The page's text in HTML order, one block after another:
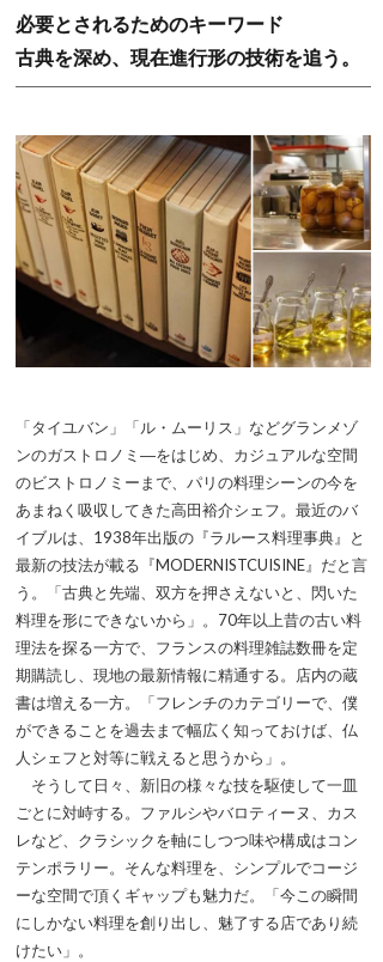
必要とされるためのキーワード
古典を深め、現在進行形の技術を追う。
「タイユバン」「ル・ムーリス」などグランメゾ
ンのガストロノミ―をはじめ、カジュアルな空間
のビストロノミーまで、パリの料理シーンの今を
あまねく吸収してきた高田裕介シェフ。最近のバ
イブルは、1938年出版の『ラルース料理事典』と
最新の技法が載る『MODERNISTCUISINE』だと言
う。「古典と先端、双方を押さえないと、閃いた
料理を形にできないから」。70年以上昔の古い料
理法を探る一方で、フランスの料理雑誌数冊を定
期購読し、現地の最新情報に精通する。店内の蔵
書は増える一方。「フレンチのカテゴリーで、僕
ができることを過去まで幅広く知っておけば、仏
人シェフと対等に戦えると思うから」。
そうして日々、新旧の様々な技を駆使して一皿
ごとに対峙する。ファルシやバロティーヌ、カス
レなど、クラシックを軸にしつつ味や構成はコン
テンポラリー。そんな料理を、シンプルでコージ
ーな空間で頂くギャップも魅力だ。「今この瞬間
にしかない料理を創り出し、魅了する店であり続
けたい」。